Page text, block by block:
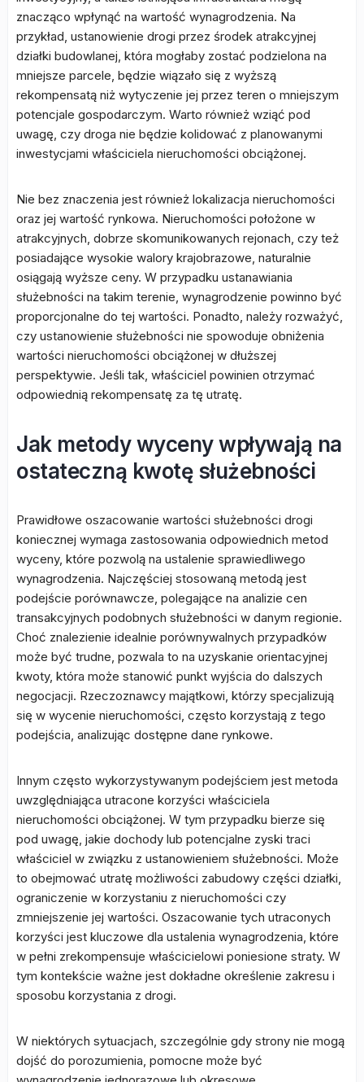
znacząco wpłynąć na wartość wynagrodzenia. Na
przykład, ustanowienie drogi przez środek atrakcyjnej
działki budowlanej, która mogłaby zostać podzielona na
mniejsze parcele, będzie wiązało się z wyższą
rekompensatą niż wytyczenie jej przez teren o mniejszym
potencjale gospodarczym. Warto również wziąć pod
uwagę, czy droga nie będzie kolidować z planowanymi
inwestycjami właściciela nieruchomości obciążonej.
Nie bez znaczenia jest również lokalizacja nieruchomości
oraz jej wartość rynkowa. Nieruchomości położone w
atrakcyjnych, dobrze skomunikowanych rejonach, czy też
posiadające wysokie walory krajobrazowe, naturalnie
osiągają wyższe ceny. W przypadku ustanawiania
służebności na takim terenie, wynagrodzenie powinno być
proporcjonalne do tej wartości. Ponadto, należy rozważyć,
czy ustanowienie służebności nie spowoduje obniżenia
wartości nieruchomości obciążonej w dłuższej
perspektywie. Jeśli tak, właściciel powinien otrzymać
odpowiednią rekompensatę za tę utratę.
Jak metody wyceny wpływają na
ostateczną kwotę służebności
Prawidłowe oszacowanie wartości służebności drogi
koniecznej wymaga zastosowania odpowiednich metod
wyceny, które pozwolą na ustalenie sprawiedliwego
wynagrodzenia. Najczęściej stosowaną metodą jest
podejście porównawcze, polegające na analizie cen
transakcyjnych podobnych służebności w danym regionie.
Choć znalezienie idealnie porównywalnych przypadków
może być trudne, pozwala to na uzyskanie orientacyjnej
kwoty, która może stanowić punkt wyjścia do dalszych
negocjacji. Rzeczoznawcy majątkowi, którzy specjalizują
się w wycenie nieruchomości, często korzystają z tego
podejścia, analizując dostępne dane rynkowe.
Innym często wykorzystywanym podejściem jest metoda
uwzględniająca utracone korzyści właściciela
nieruchomości obciążonej. W tym przypadku bierze się
pod uwagę, jakie dochody lub potencjalne zyski traci
właściciel w związku z ustanowieniem służebności. Może
to obejmować utratę możliwości zabudowy części działki,
ograniczenie w korzystaniu z nieruchomości czy
zmniejszenie jej wartości. Oszacowanie tych utraconych
korzyści jest kluczowe dla ustalenia wynagrodzenia, które
w pełni zrekompensuje właścicielowi poniesione straty. W
tym kontekście ważne jest dokładne określenie zakresu i
sposobu korzystania z drogi.
W niektórych sytuacjach, szczególnie gdy strony nie mogą
dojść do porozumienia, pomocne może być